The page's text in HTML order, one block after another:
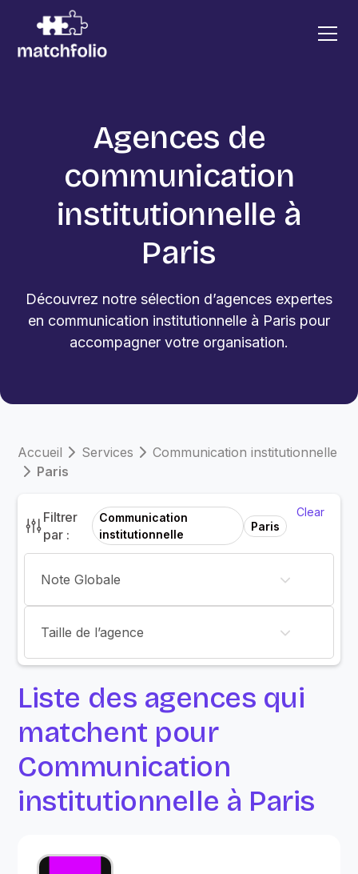
Agences de
communication
institutionnelle à
Paris
Découvrez notre sélection d’agences expertes
en communication institutionnelle à Paris pour
accompagner votre organisation.
Accueil Services
Communication institutionnelle
Paris
Filtrer
par :
Communication
institutionnelle
Paris
Clear
Note Globale
Taille de l’agence
Liste des agences qui
matchent pour
Communication
institutionnelle à Paris